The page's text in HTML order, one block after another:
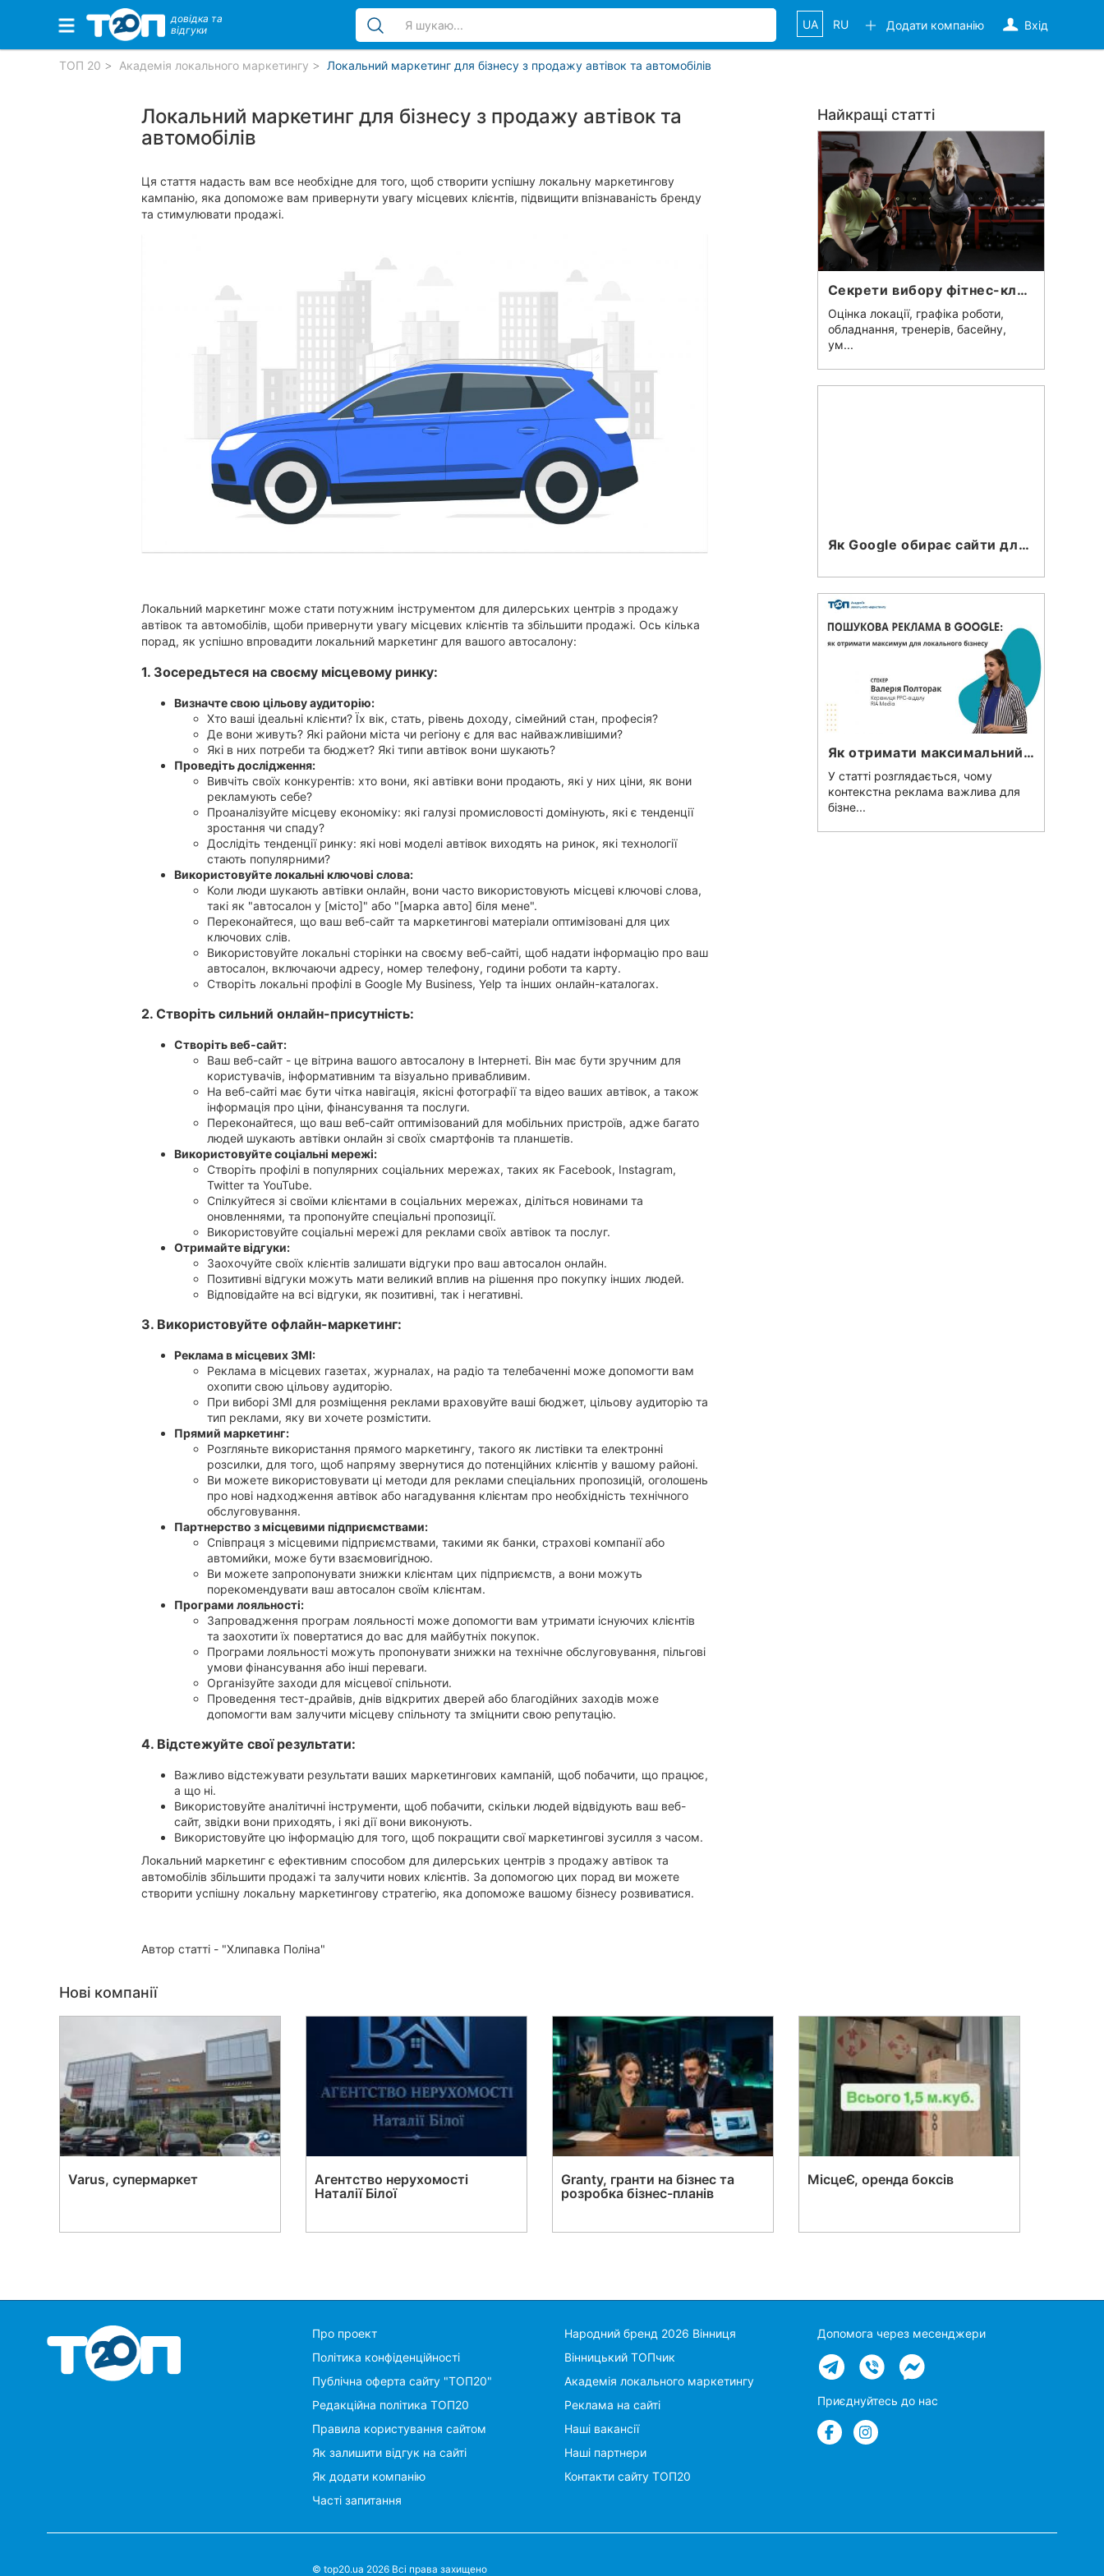
довідка та
відгуки
Вхід
Додати компанію
UA RU
ТОП 20 Академія локального маркетингу Локальний маркетинг для бізнесу з продажу автівок та автомобілів
Локальний маркетинг для бізнесу з продажу автівок та
автомобілів
Ця стаття надасть вам все необхідне для того, щоб створити успішну локальну маркетингову
кампанію, яка допоможе вам привернути увагу місцевих клієнтів, підвищити впізнаваність бренду
та стимулювати продажі.
Локальний маркетинг може стати потужним інструментом для дилерських центрів з продажу
автівок та автомобілів, щоби привернути увагу місцевих клієнтів та збільшити продажі. Ось кілька
порад, як успішно впровадити локальний маркетинг для вашого автосалону:
1. Зосередьтеся на своєму місцевому ринку:
Визначте свою цільову аудиторію:
Хто ваші ідеальні клієнти? Їх вік, стать, рівень доходу, сімейний стан, професія?
Де вони живуть? Які райони міста чи регіону є для вас найважливішими?
Які в них потреби та бюджет? Які типи автівок вони шукають?
Проведіть дослідження:
Вивчіть своїх конкурентів: хто вони, які автівки вони продають, які у них ціни, як вони
рекламують себе?
Проаналізуйте місцеву економіку: які галузі промисловості домінують, які є тенденції
зростання чи спаду?
Дослідіть тенденції ринку: які нові моделі автівок виходять на ринок, які технології
стають популярними?
Використовуйте локальні ключові слова:
Коли люди шукають автівки онлайн, вони часто використовують місцеві ключові слова,
такі як "автосалон у [місто]" або "[марка авто] біля мене".
Переконайтеся, що ваш веб-сайт та маркетингові матеріали оптимізовані для цих
ключових слів.
Використовуйте локальні сторінки на своєму веб-сайті, щоб надати інформацію про ваш
автосалон, включаючи адресу, номер телефону, години роботи та карту.
Створіть локальні профілі в Google My Business, Yelp та інших онлайн-каталогах.
2. Створіть сильний онлайн-присутність:
Створіть веб-сайт:
Ваш веб-сайт - це вітрина вашого автосалону в Інтернеті. Він має бути зручним для
користувачів, інформативним та візуально привабливим.
На веб-сайті має бути чітка навігація, якісні фотографії та відео ваших автівок, а також
інформація про ціни, фінансування та послуги.
Переконайтеся, що ваш веб-сайт оптимізований для мобільних пристроїв, адже багато
людей шукають автівки онлайн зі своїх смартфонів та планшетів.
Використовуйте соціальні мережі:
Створіть профілі в популярних соціальних мережах, таких як Facebook, Instagram,
Twitter та YouTube.
Спілкуйтеся зі своїми клієнтами в соціальних мережах, діліться новинами та
оновленнями, та пропонуйте спеціальні пропозиції.
Використовуйте соціальні мережі для реклами своїх автівок та послуг.
Отримайте відгуки:
Заохочуйте своїх клієнтів залишати відгуки про ваш автосалон онлайн.
Позитивні відгуки можуть мати великий вплив на рішення про покупку інших людей.
Відповідайте на всі відгуки, як позитивні, так і негативні.
3. Використовуйте офлайн-маркетинг:
Реклама в місцевих ЗМІ:
Реклама в місцевих газетах, журналах, на радіо та телебаченні може допомогти вам
охопити свою цільову аудиторію.
При виборі ЗМІ для розміщення реклами враховуйте ваші бюджет, цільову аудиторію та
тип реклами, яку ви хочете розмістити.
Прямий маркетинг:
Розгляньте використання прямого маркетингу, такого як листівки та електронні
розсилки, для того, щоб напряму звернутися до потенційних клієнтів у вашому районі.
Ви можете використовувати ці методи для реклами спеціальних пропозицій, оголошень
про нові надходження автівок або нагадування клієнтам про необхідність технічного
обслуговування.
Партнерство з місцевими підприємствами:
Співпраця з місцевими підприємствами, такими як банки, страхові компанії або
автомийки, може бути взаємовигідною.
Ви можете запропонувати знижки клієнтам цих підприємств, а вони можуть
порекомендувати ваш автосалон своїм клієнтам.
Програми лояльності:
Запровадження програм лояльності може допомогти вам утримати існуючих клієнтів
та заохотити їх повертатися до вас для майбутніх покупок.
Програми лояльності можуть пропонувати знижки на технічне обслуговування, пільгові
умови фінансування або інші переваги.
Організуйте заходи для місцевої спільноти.
Проведення тест-драйвів, днів відкритих дверей або благодійних заходів може
допомогти вам залучити місцеву спільноту та зміцнити свою репутацію.
4. Відстежуйте свої результати:
Важливо відстежувати результати ваших маркетингових кампаній, щоб побачити, що працює,
а що ні.
Використовуйте аналітичні інструменти, щоб побачити, скільки людей відвідують ваш веб-
сайт, звідки вони приходять, і які дії вони виконують.
Використовуйте цю інформацію для того, щоб покращити свої маркетингові зусилля з часом.
Локальний маркетинг є ефективним способом для дилерських центрів з продажу автівок та
автомобілів збільшити продажі та залучити нових клієнтів. За допомогою цих порад ви можете
створити успішну локальну маркетингову стратегію, яка допоможе вашому бізнесу розвиватися.
Автор статті - "Хлипавка Поліна"
Найкращі статті
Секрети вибору фітнес-клубу: як знайти ідеальний залі не пошкодувати?
Оцінка локації, графіка роботи,
обладнання, тренерів, басейну,
ум...
Як Google обирає сайти для топу пошуку в 2026 році?
Як отримати максимальний результат від пошукової реклами Google для локального бізнесу
У статті розглядається, чому
контекстна реклама важлива для
бізне...
Нові компанії
Varus, супермаркет
Агентство нерухомості
Наталії Білої
Granty, гранти на бізнес та
розробка бізнес-планів
МісцеЄ, оренда боксів
Про проект
Політика конфіденційності
Публічна оферта сайту "ТОП20"
Редакційна політика ТОП20
Правила користування сайтом
Як залишити відгук на сайті
Як додати компанію
Часті запитання
Народний бренд 2026 Вінниця
Вінницький ТОПчик
Академія локального маркетингу
Реклама на сайті
Наші вакансії
Наші партнери
Контакти сайту ТОП20
Допомога через месенджери
Приєднуйтесь до нас
© top20.ua 2026 Всі права захищено